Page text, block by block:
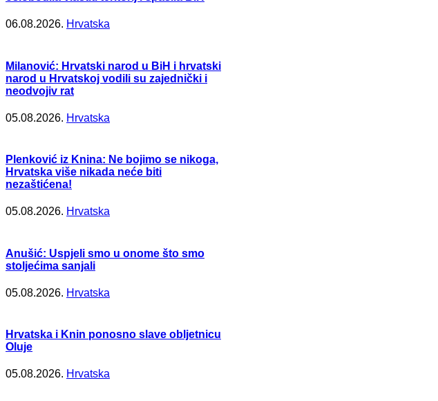
06.08.2026. Hrvatska
Milanović: Hrvatski narod u BiH i hrvatski
narod u Hrvatskoj vodili su zajednički i
neodvojiv rat
05.08.2026. Hrvatska
Plenković iz Knina: Ne bojimo se nikoga,
Hrvatska više nikada neće biti
nezaštićena!
05.08.2026. Hrvatska
Anušić: Uspjeli smo u onome što smo
stoljećima sanjali
05.08.2026. Hrvatska
Hrvatska i Knin ponosno slave obljetnicu
Oluje
05.08.2026. Hrvatska